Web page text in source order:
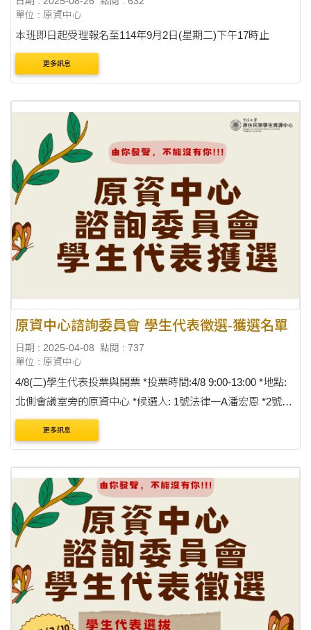
單位 : 原資中心
本班即日起受理報名至114年9月2日(星期二)下午17時止
更多訊息
原資中心諮詢委員會 學生代表徵選-獲選名單
日期 : 2025-04-08
點閱 : 737
單位 : 原資中心
4/8(二)學生代表投票與開票 *投票時間:4/8 9:00-13:00 *地點:
北側會議室旁的原資中心 *候選人: 1號法律一A潘宏恩 *2號法
律一B温周力宏 *3號外文一A張晏慈 *開票:4/8 13:00-14:00 *獲
選人:1號法律一A潘宏....
更多訊息